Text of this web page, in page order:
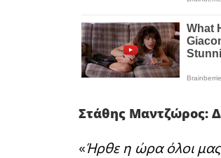
Στάθης Μαντζώρος:
«Ήρθε η ώρα όλοι